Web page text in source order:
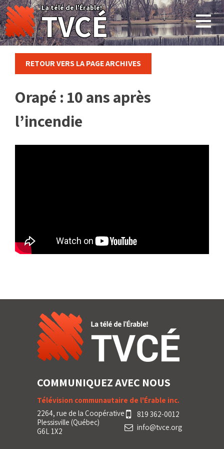
Skip
to
content
La télé de l'Érable!
TVCÉ
RETOUR VERS LA PAGE ARCHIVES
Orapé : 10 ans après
l’incendie
COMMUNIQUEZ AVEC NOUS
Télévision communautaire de l'Érable inc.
2264, rue de la Coopérative
Plessisville (Québec)
G6L 1X2
819 362-0012
info@tvce.org